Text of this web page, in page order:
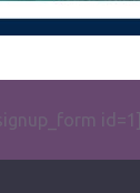
id=1]